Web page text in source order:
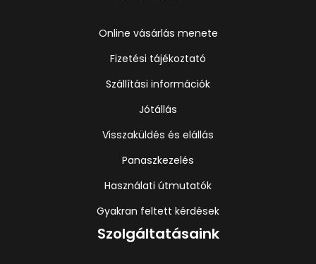
Online vásárlás menete
Fizetési tájékoztató
Szállítási információk
Jótállás
Visszaküldés és elállás
Panaszkezelés
Használati útmutatók
Gyakran feltett kérdések
Szolgáltatásaink